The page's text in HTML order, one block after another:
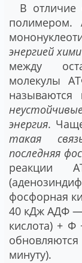
В
полимером.
энергией
между
молекулы
называются
энергия.
такая
последняя
реакции
фосфорная
40 кДж АДФ
кислота) +
минуту).